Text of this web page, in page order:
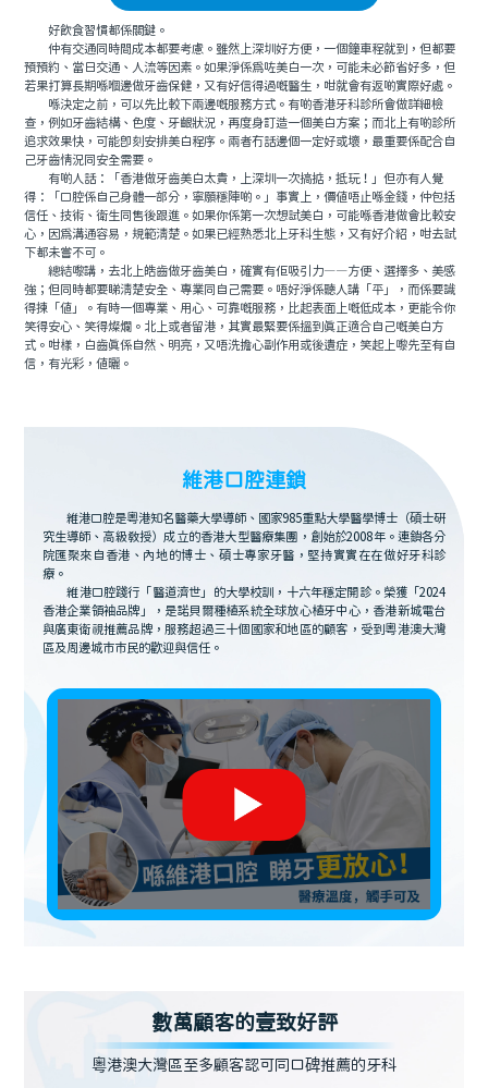
好飲食習慣都係關鍵。
仲有交通同時間成本都要考慮。雖然上深圳好方便，一個鐘車程就到，但都要
預預約、當日交通、人流等因素。如果淨係為咗美白一次，可能未必節省好多，但
若果打算長期喺嗰邊做牙齒保健，又有好信得過嘅醫生，咁就會有返啲實際好處。
喺決定之前，可以先比較下兩邊嘅服務方式。有啲香港牙科診所會做詳細檢
查，例如牙齒結構、色度、牙齦狀況，再度身訂造一個美白方案；而北上有啲診所
追求效果快，可能即刻安排美白程序。兩者冇話邊個一定好或壞，最重要係配合自
己牙齒情況同安全需要。
有啲人話：「香港做牙齒美白太貴，上深圳一次搞掂，抵玩！」但亦有人覺
得：「口腔係自己身體一部分，寧願穩陣啲。」事實上，價值唔止喺金錢，仲包括
信任、技術、衛生同售後跟進。如果你係第一次想試美白，可能喺香港做會比較安
心，因為溝通容易，規範清楚。如果已經熟悉北上牙科生態，又有好介紹，咁去試
下都未嘗不可。
總結嚟講，去北上皓齒做牙齒美白，確實有佢吸引力——方便、選擇多、美感
強；但同時都要睇清楚安全、專業同自己需要。唔好淨係聽人講「平」，而係要識
得揀「值」。有時一個專業、用心、可靠嘅服務，比起表面上嘅低成本，更能令你
笑得安心、笑得燦爛。北上或者留港，其實最緊要係搵到真正適合自己嘅美白方
式。咁樣，白齒真係自然、明亮，又唔洗擔心副作用或後遺症，笑起上嚟先至有自
信，有光彩，值曬。
維港口腔連鎖
維港口腔是粵港知名醫藥大學導師、國家985重點大學醫學博士（碩士研
究生導師、高級教授）成立的香港大型醫療集團，創始於2008年。連鎖各分
院匯聚來自香港、內地的博士、碩士專家牙醫，堅持實實在在做好牙科診
療。
維港口腔踐行「醫道濟世」的大學校訓，十六年穩定開診。榮獲「2024
香港企業領袖品牌」，是諾貝爾種植系統全球放心植牙中心，香港新城電台
與廣東衛視推薦品牌，服務超過三十個國家和地區的顧客，受到粵港澳大灣
區及周邊城市市民的歡迎與信任。
數萬顧客的壹致好評
粵港澳大灣區至多顧客認可同口碑推薦的牙科